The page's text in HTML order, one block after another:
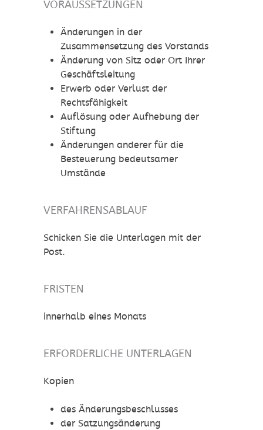
VORAUSSETZUNGEN
Änderungen in der
Zusammensetzung des Vorstands
Änderung von Sitz oder Ort Ihrer
Geschäftsleitung
Erwerb oder Verlust der
Rechtsfähigkeit
Auflösung oder Aufhebung der
Stiftung
Änderungen anderer für die
Besteuerung bedeutsamer
Umstände
VERFAHRENSABLAUF
Schicken Sie die Unterlagen mit der
Post.
FRISTEN
innerhalb eines Monats
ERFORDERLICHE UNTERLAGEN
Kopien
des Änderungsbeschlusses
der Satzungsänderung